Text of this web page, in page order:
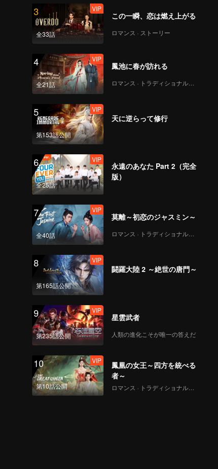
_09
11.湖南洪江鸭子粉_11
15.福建永安 阿歪粿条
_15
3
全33話
VIP
この一瞬、恋は燃え上がる
ロマンス · ストーリー
4
全21話
VIP
鳳池に春が訪れる
ロマンス · トラディショナル・コスチューム
5
第153話公開
VIP
天に逆らって修行
6
全25話
VIP
永遠のあなた Part 2（完全
版）
7
全40話
VIP
莫離～初恋のジャスミン～
ロマンス · トラディショナル・コスチューム
8
第165話公開
VIP
闘羅大陸 2 ～絶世の唐門～
9
第235話公開
VIP
星雲武者
人類の進化こそが唯一の答えだ
10
第10話公開
VIP
鳳凰の女王～四方を統べる
者～
ロマンス · トラディショナル・コスチューム · ファンタジー